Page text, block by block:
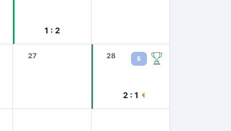
1 : 2
27 28 Б
2 : 1